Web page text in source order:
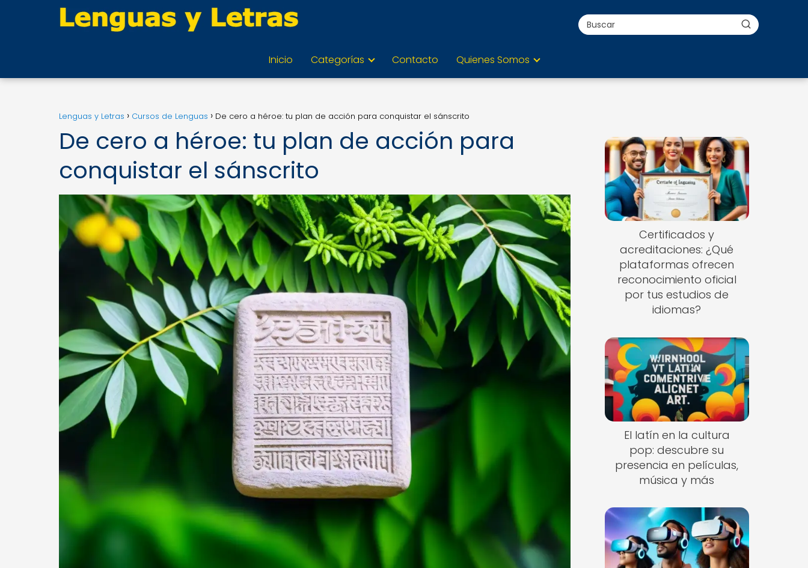
Inicio Categorías Contacto Quienes Somos
Lenguas y Letras Cursos de Lenguas De cero a héroe: tu plan de acción para conquistar el sánscrito
De cero a héroe: tu plan de acción para
conquistar el sánscrito
Certificados y
acreditaciones: ¿Qué
plataformas ofrecen
reconocimiento oficial
por tus estudios de
idiomas?
El latín en la cultura
pop: descubre su
presencia en películas,
música y más